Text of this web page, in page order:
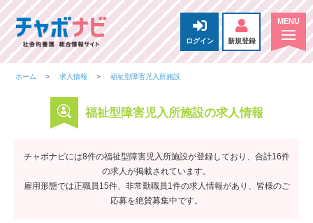
ログイン 新規登録
ホーム 求人情報 福祉型障害児入所施設
福祉型障害児入所施設の求人情報
チャボナビには8件の福祉型障害児入所施設が登録しており、合計16件
の求人が掲載されています。
雇用形態では正職員15件、非常勤職員1件の求人情報があり、皆様のご
応募を絶賛募集中です。